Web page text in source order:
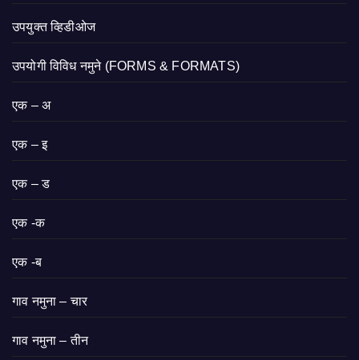
उपयुक्त व्हिडीओज
उपयोगी विविध नमुने (FORMS & FORMATS)
एक – अ
एक – इ
एक – ड
एक -क
एक -ब
गाव नमुना – चार
गाव नमुना – तीन